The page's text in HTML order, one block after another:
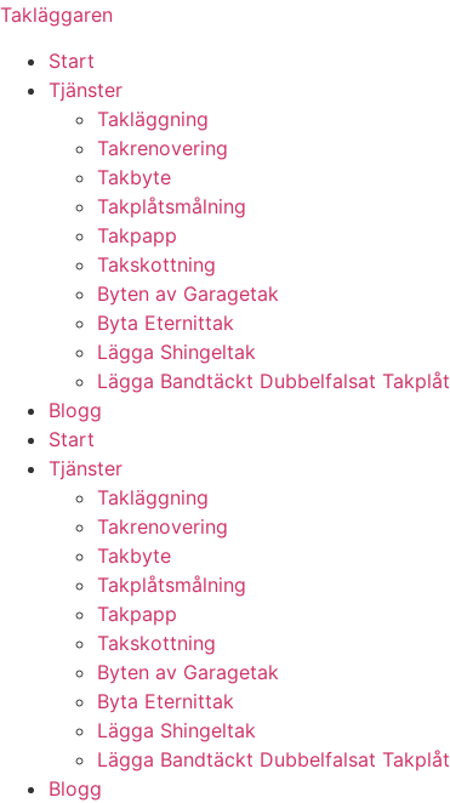
Skip
content
Takläggaren
Start
Tjänster
Takläggning
Takrenovering
Takbyte
Takplåtsmålning
Takpapp
Takskottning
Byten av Garagetak
Byta Eternittak
Lägga Shingeltak
Lägga Bandtäckt Dubbelfalsat Takplåt
Blogg
Start
Tjänster
Takläggning
Takrenovering
Takbyte
Takplåtsmålning
Takpapp
Takskottning
Byten av Garagetak
Byta Eternittak
Lägga Shingeltak
Lägga Bandtäckt Dubbelfalsat Takplåt
Blogg